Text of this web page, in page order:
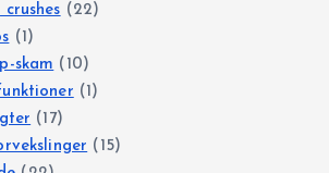
(22)
(1)
skam (10)
(1)
(17)
(15)